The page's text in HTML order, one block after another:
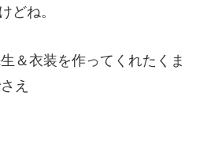
どね。
＆衣装を作ってくれたくま
え